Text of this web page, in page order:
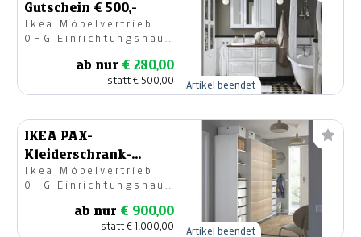
Gutschein € 500,-
Ikea Möbelvertrieb
OHG Einrichtungshaus
ab nur € 280,00
statt€ 500,00 Artikel beendet
IKEA PAX-
Kleiderschrank-
Gutschein € 1.000,-
Ikea Möbelvertrieb
OHG Einrichtungshaus
ab nur € 900,00
statt€ 1.000,00 Artikel beendet